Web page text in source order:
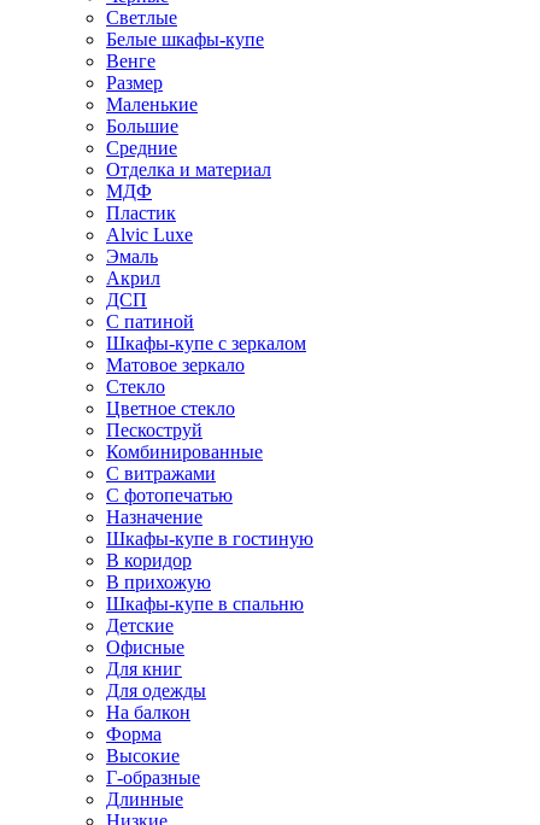
Светлые
Белые шкафы-купе
Венге
Размер
Маленькие
Большие
Средние
Отделка и материал
МДФ
Пластик
Alvic Luxe
Эмаль
Акрил
ДСП
С патиной
Шкафы-купе с зеркалом
Матовое зеркало
Стекло
Цветное стекло
Пескоструй
Комбинированные
С витражами
С фотопечатью
Назначение
Шкафы-купе в гостиную
В коридор
В прихожую
Шкафы-купе в спальню
Детские
Офисные
Для книг
Для одежды
На балкон
Форма
Высокие
Г-образные
Длинные
Низкие